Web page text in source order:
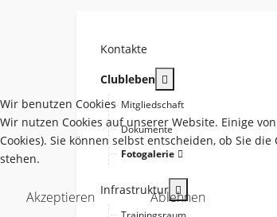
Kontakte
Clubleben
Mitgliedschaft
Dokumente
Fotogalerie
Infrastruktur
Wir benutzen Cookies
Wir nutzen Cookies auf unserer Website. Einige
Cookies). Sie können selbst entscheiden, ob Sie
stehen.
Akzeptieren Ablehnen